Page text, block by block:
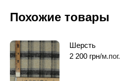
Похожие товары
Шерсть
2 200 грн/м.пог.